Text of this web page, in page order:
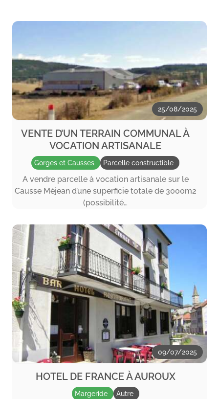
25/08/2025
VENTE D’UN TERRAIN COMMUNAL À
VOCATION ARTISANALE
Gorges et Causses Parcelle constructible
A vendre parcelle à vocation artisanale sur le
Causse Méjean d’une superficie totale de 3000m2
(possibilité…
09/07/2025
HOTEL DE FRANCE À AUROUX
Margeride Autre